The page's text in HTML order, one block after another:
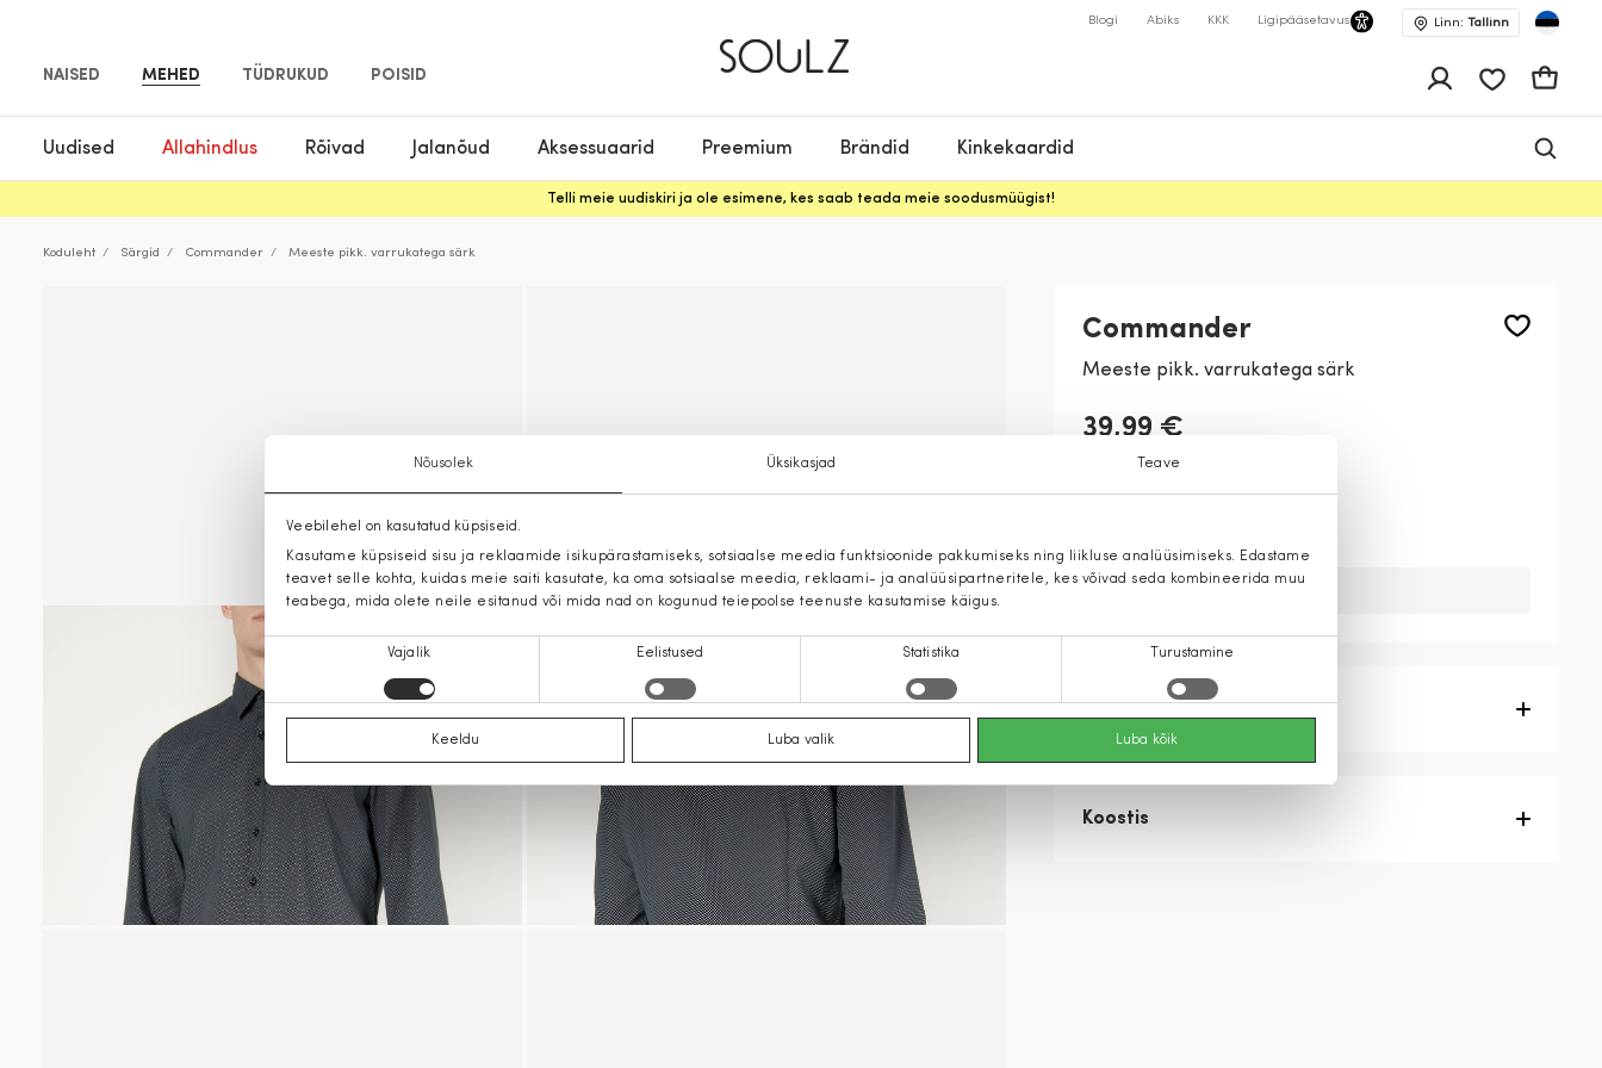
Nõusolek Üksikasjad Teave
Veebilehel on kasutatud küpsiseid.
Kasutame küpsiseid sisu ja reklaamide isikupärastamiseks, sotsiaalse meedia funktsioonide pakkumiseks ning liikluse analüüsimiseks. Edastame
teavet selle kohta, kuidas meie saiti kasutate, ka oma sotsiaalse meedia, reklaami- ja analüüsipartneritele, kes võivad seda kombineerida muu
teabega, mida olete neile esitanud või mida nad on kogunud teiepoolse teenuste kasutamise käigus.
Nõusoleku
Vajalik Eelistused Statistika Turustamine
Keeldu Luba valik Luba kõik
NAISED MEHED TÜDRUKUD POISID
Blogi Abiks KKK Ligipääsetavus Linn: Tallinn
Uudised Allahindlus Rõivad Jalanõud Aksessuaarid Preemium Brändid Kinkekaardid
Telli meie uudiskiri ja ole esimene, kes saab teada meie soodusmüügist!
Koduleht Särgid Commander Meeste pikk. varrukatega särk
Commander
Meeste pikk. varrukatega särk
39,99 €
Tootekirjeldus
Koostis